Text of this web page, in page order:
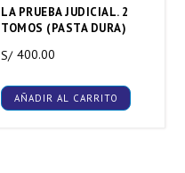
LA PRUEBA JUDICIAL. 2
TOMOS (PASTA DURA)
S/ 400.00
AÑADIR AL CARRITO